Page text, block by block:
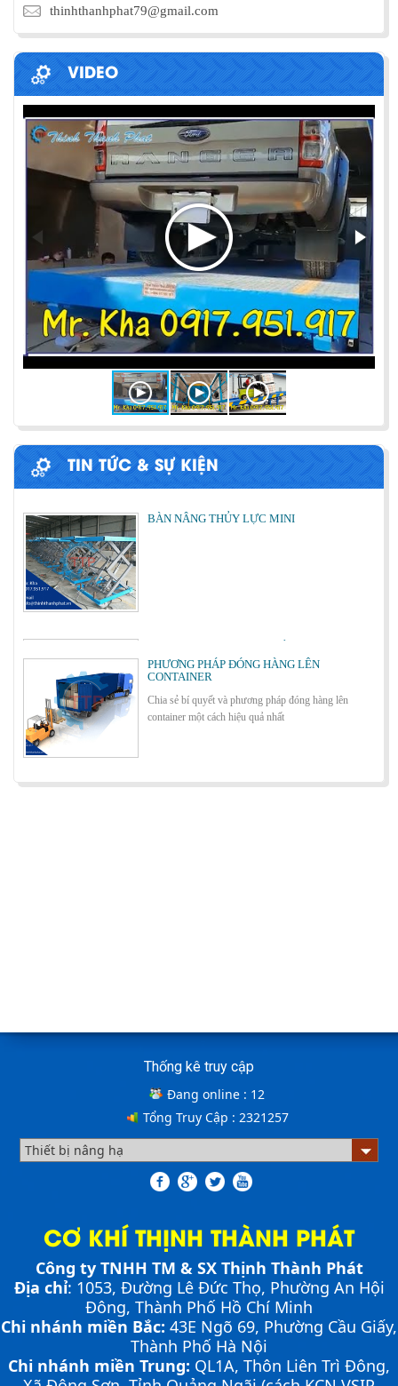
thinhthanhphat79@gmail.com
VIDEO
TIN TỨC & SỰ KIỆN
PHƯƠNG PHÁP ĐÓNG HÀNG LÊN
CONTAINER
Chia sẻ bí quyết và phương pháp đóng hàng lên
container một cách hiệu quả nhất
ỨNG DỤNG CỦA BÀN NÂNG THỦY LỰC
Cùng tìm hiểu về ứng dụng của bàn nâng thủy lực
trong các lĩnh vực, ngành nghề.
BÀN NÂNG THỦY LỰC MINI
khá nhiều người thắc mắc. Vậy hãy cùng với THỊNH
ƯU ĐIỂM CỦA SÀN NÂNG THỦY LỰC NHỎ -
MINI DOCK LEVELLER
NHỮNG THIẾT BỊ CHUYÊN DỤNG TRONG
VẬN HÀNH KHO VẬN
PHƯƠNG PHÁP DI CHUYỂN CẦU XE NÂNG
CONTAINER
PHƯƠNG PHÁP ĐÓNG HÀNG LÊN
CONTAINER
Chia sẻ bí quyết và phương pháp đóng hàng lên
CONTAINER
Chia sẻ bí quyết và phương pháp đóng hàng lên
container một cách hiệu quả nhất
Cầu container - Giải pháp nâng dỡ hàng
container an toàn, hiệu quả
Thống kê truy cập
Đang online : 12
Tổng Truy Cập : 2321257
CƠ KHÍ THỊNH THÀNH PHÁT
Công ty TNHH TM & SX Thịnh Thành Phát
Địa chỉ: 1053, Đường Lê Đức Thọ, Phường An Hội
Đông, Thành Phố Hồ Chí Minh
Chi nhánh miền Bắc: 43E Ngõ 69, Phường Cầu Giấy,
Thành Phố Hà Nội
Chi nhánh miền Trung: QL1A, Thôn Liên Trì Đông,